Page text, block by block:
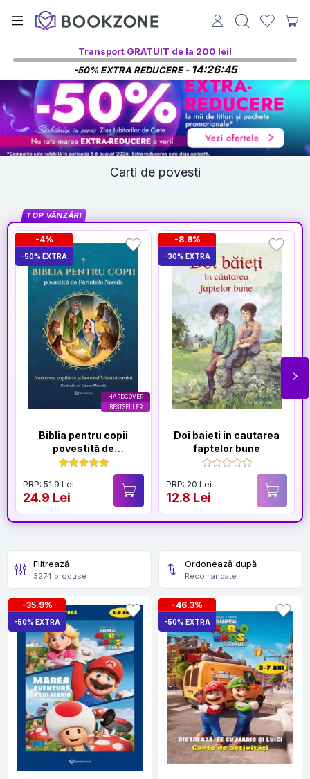
Transport GRATUIT de la 200 lei!
-50% EXTRA REDUCERE - 14:26:43
Carti de povesti
TOP VÂNZĂRI
HARDCOVER
BESTSELLER
-4%
-50% EXTRA
Biblia pentru copii
povestită de
Părintele Necula Vol. I
PRP: 51.9 Lei
24.9 Lei
-8.6%
-30% EXTRA
Doi baieti in cautarea
faptelor bune
PRP: 20 Lei
12.8 Lei
Filtrează
3274 produse
Ordonează după
Recomandate
-35.9%
-50% EXTRA
-46.3%
-50% EXTRA